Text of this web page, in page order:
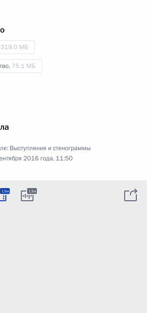
319.0 МБ
75.1 МБ
Выступления и стенограммы
2016 года, 11:50
13м 13м